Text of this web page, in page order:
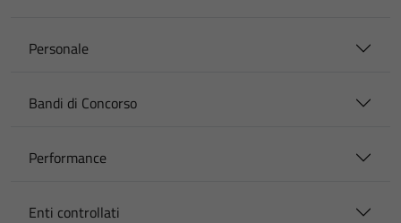
Personale
Bandi di Concorso
Performance
Enti controllati